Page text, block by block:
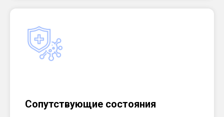
Сопутствующие состояния